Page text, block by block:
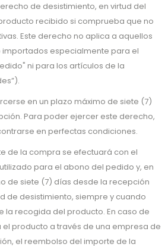
de desistimiento, en virtud del
recibido si comprueba que no
Este derecho no aplica a aquellos
especialmente para el
ni para los artículos de la
en un plazo máximo de siete (7)
Para poder ejercer este derecho,
en perfectas condiciones.
de la compra se efectuará con el
para el abono del pedido y, en
de siete (7) días desde la recepción
de desistimiento, siempre y cuando
la recogida del producto. En caso de
el producto a través de una empresa de
el reembolso del importe de la